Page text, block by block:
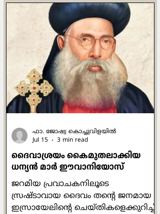
പ്രബോധനങ്ങൾ ഒരിക്കലും പ്രതിഫലം
വാഗ്ദാനം ചെയ്തുകൊണ്ടുള്ളവ
ആയിരുന്നില്ല. പ്രാർത്ഥിക്കുമ്പോഴോ
ഉപവസിക്കുമ്പോഴോ ദാനധർമ്മം
ചെയ്യുമ്പോഴോ മനുഷ്യരെ കാണിച്ച്
ചെയ്യരുതെന്നും രഹസ്യത്തിൽ ദൈവം
മാത്രമേ അവ കണ്ടുകൂടൂ എന്നും
പറയുന്നുണ്ട് അവിടന്ന്. ചുരുക്കത്തിൽ
ഓരോന്നും അതതിനു
ദൈവാശ്രയം കൈമുതലാക്കിയ
ധന്യന്‍ മാര്‍ ഈവാനിയോസ്
ജറമിയ പ്രവാചകനിലൂടെ
സ്രഷ്ടാവായ ദൈവം തന്‍റെ ജനമായ
ഇസ്രായേലിന്‍റെ ചെയ്തികളെക്കുറിച്ച്
ഫാ. ജോഷ്വ കൊച്ചുവിളയില്‍
Jul 15
3 min read